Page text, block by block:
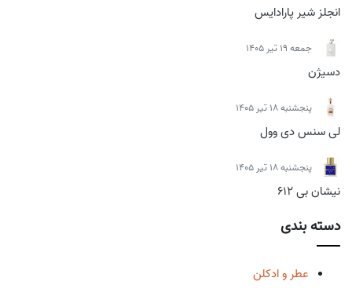
انجلز شیر پارادایس
جمعه 19 تیر 1405
دسیژن
پنجشنبه 18 تیر 1405
لی سنس دی وول
پنجشنبه 18 تیر 1405
نیشان بی 612
دسته بندی
عطر و ادکلن